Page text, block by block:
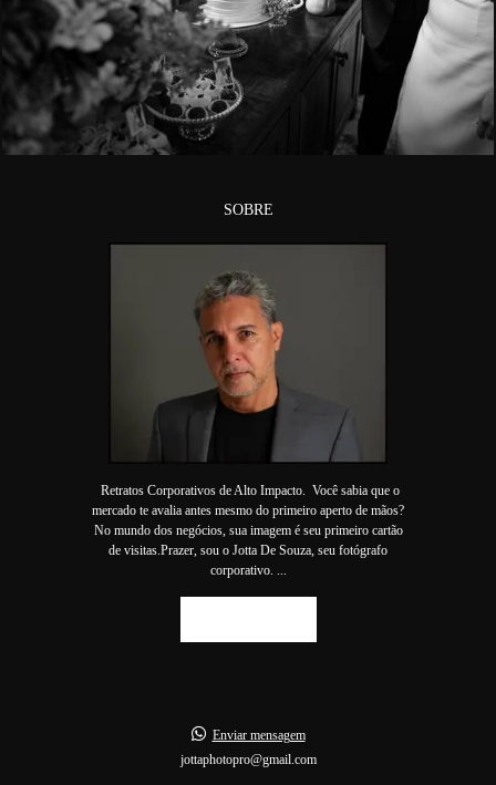
SOBRE
Retratos Corporativos de Alto Impacto. Você sabia que o
mercado te avalia antes mesmo do primeiro aperto de mãos?
No mundo dos negócios, sua imagem é seu primeiro cartão
de visitas.Prazer, sou o Jotta De Souza, seu fotógrafo
corporativo. ...
Enviar mensagem
jottaphotopro@gmail.com